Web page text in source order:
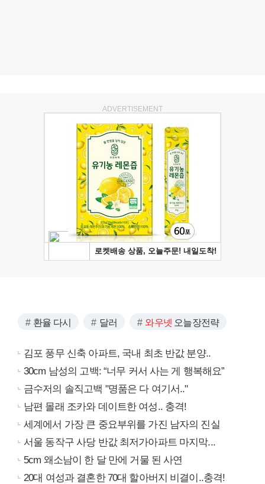
ADVERTISEMENT
환율 다시 달러 와우넷 오늘장전략
김포 풍무 신축 아파트, 국내 최초 반값 분양..
30cm 남성의 고백: “너무 커서 사는 게 행복해요”
금수저의 솔직고백 "명품은 다 여기서.."
남편 몰래 조카와 데이트한 여성.. 충격!
세계에서 가장 큰 중요부위를 가진 남자의 진실
서울 동작구 사당 반값 최저가아파트 마지막...
5cm 왜소남이 한 달 만에 거물 된 사연
20대 여성과 결혼한 70대 할아버지 비결이..충격!